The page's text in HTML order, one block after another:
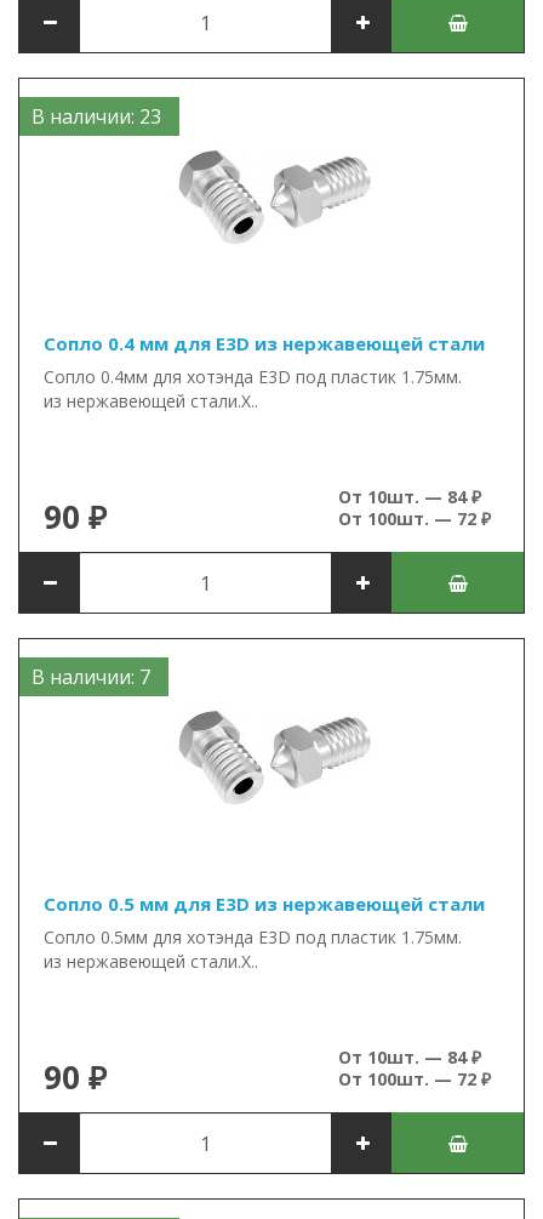
В наличии: 23
Сопло 0.4 мм для E3D из нержавеющей стали
Сопло 0.4мм для хотэнда E3D под пластик 1.75мм.
из нержавеющей стали.Х..
90 ₽
От 10шт. — 84 ₽
От 100шт. — 72 ₽
В наличии: 7
Сопло 0.5 мм для E3D из нержавеющей стали
Сопло 0.5мм для хотэнда E3D под пластик 1.75мм.
из нержавеющей стали.Х..
90 ₽
От 10шт. — 84 ₽
От 100шт. — 72 ₽